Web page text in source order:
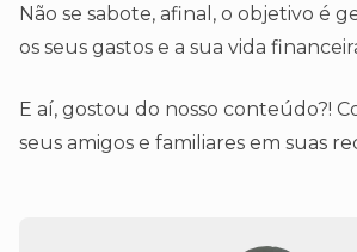
Não se sabote, afinal, o objetivo é
os seus gastos e a sua vida
E aí, gostou do nosso conteúdo?!
seus amigos e familiares em suas